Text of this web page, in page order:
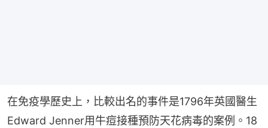
在免疫學歷史上，比較出名的事件是1796年英國醫生
Edward Jenner用牛痘接種預防天花病毒的案例。18